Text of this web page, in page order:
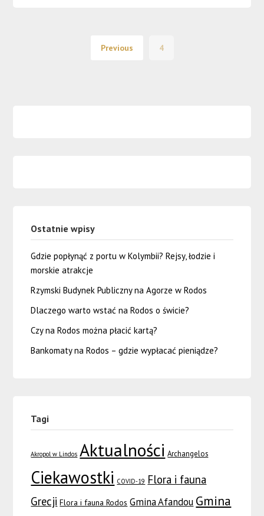
Previous 4
Ostatnie wpisy
Gdzie popłynąć z portu w Kolymbii? Rejsy, łodzie i
morskie atrakcje
Rzymski Budynek Publiczny na Agorze w Rodos
Dlaczego warto wstać na Rodos o świcie?
Czy na Rodos można płacić kartą?
Bankomaty na Rodos – gdzie wypłacać pieniądze?
Tagi
Akropol w Lindos Aktualności Archangelos
Ciekawostki COVID-19 Flora i fauna
Grecji Flora i fauna Rodos Gmina Afandou Gmina